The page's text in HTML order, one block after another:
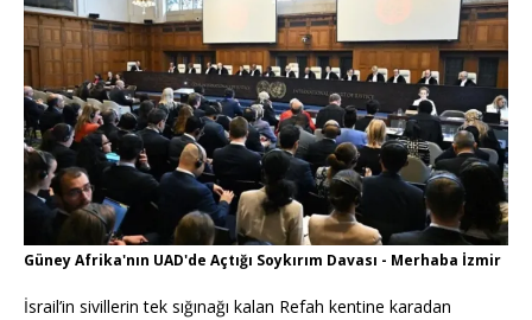
Güney Afrika'nın UAD'de Açtığı Soykırım Davası - Merhaba İzmir
İsrail’in sivillerin tek sığınağı kalan Refah kentine karadan